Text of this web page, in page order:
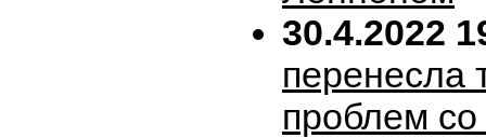
30.4.2022
перенесла
проблем